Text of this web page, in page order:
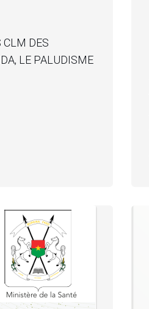
CLM DES
LE PALUDISME